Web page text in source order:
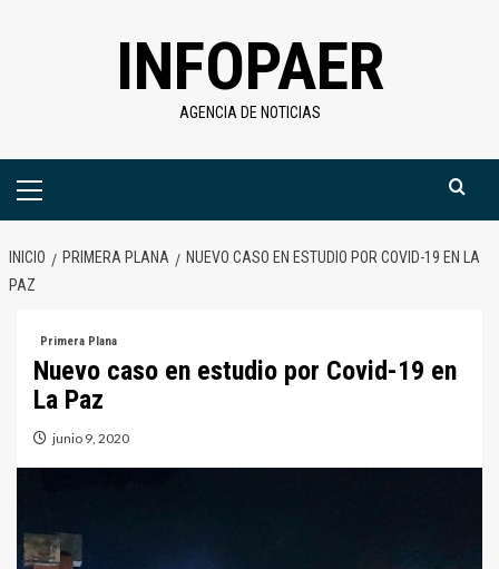
INFOPAER
AGENCIA DE NOTICIAS
Menú
INICIO PRIMERA PLANA
NUEVO CASO EN ESTUDIO POR COVID-19 EN LA
PAZ
Primera Plana
Nuevo caso en estudio por Covid-19 en
La Paz
junio 9, 2020